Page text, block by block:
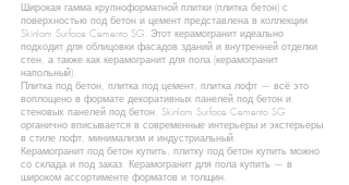
Широкая гамма крупноформатной плитки (плитка бетон) с
поверхностью под бетон и цемент представлена в коллекции
Skinlam Surface Cemento SG. Этот керамогранит идеально
подходит для облицовки фасадов зданий и внутренней отделки
стен, а также как керамогранит для пола (керамогранит
напольный).
Плитка под бетон, плитка под цемент, плитка лофт — всё это
воплощено в формате декоративных панелей под бетон и
стеновых панелей под бетон. Skinlam Surface Cemento SG
органично вписывается в современные интерьеры и экстерьеры
в стиле лофт, минимализм и индустриальный.
Керамогранит под бетон купить, плитку под бетон купить можно
со склада и под заказ. Керамогранит для пола купить — в
широком ассортименте форматов и толщин.